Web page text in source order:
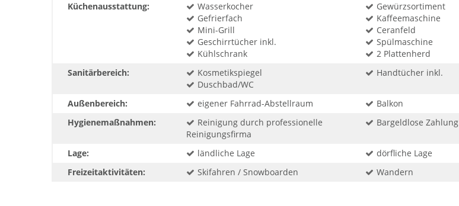
Küchenausstattung:
Wasserkocher Gewürzsortiment
Gefrierfach
Kaffeemaschine
Mini-Grill
Ceranfeld
Geschirrtücher inkl.
Spülmaschine
Kühlschrank
2 Plattenherd
Sanitärbereich:
Kosmetikspiegel Handtücher inkl.
Duschbad/WC
Außenbereich:
eigener Fahrrad-Abstellraum Balkon
Hygienemaßnahmen:
Reinigung durch professionelle
Reinigungsfirma
Bargeldlose Zahlung
Lage: ländliche Lage
dörfliche Lage
Freizeitaktivitäten:
Skifahren / Snowboarden Wandern